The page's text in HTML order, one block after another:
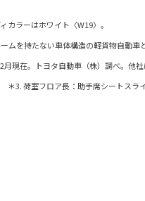
ラーはホワイト〈W19〉。
ムを持たない車体構造の軽貨物自動車
現在。トヨタ自動車（株）調べ。他
3. 荷室フロア長：助手席シートスラ